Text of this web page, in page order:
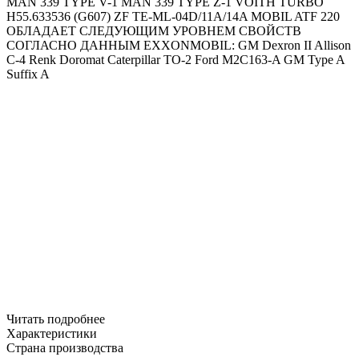
H55.633536 (G607) ZF TE-ML-04D/11A/14A MOBIL ATF 220
ОБЛАДАЕТ СЛЕДУЮЩИМ УРОВНЕМ СВОЙСТВ
СОГЛАСНО ДАННЫМ EXXONMOBIL: GM Dexron II Allison
C-4 Renk Doromat Caterpillar TO-2 Ford M2C163-A GM Type A
Suffix A
Читать подробнее
Характеристики
Страна производства